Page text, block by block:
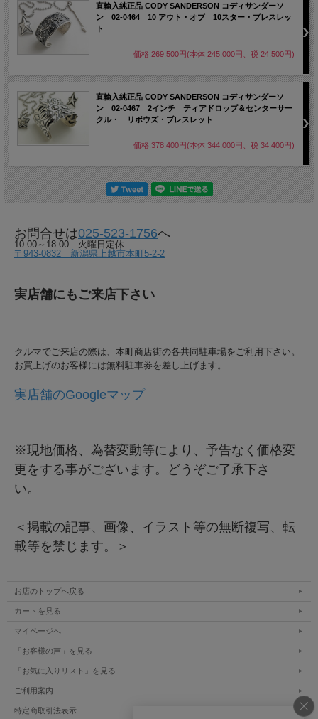
直輸入純正品 CODY SANDERSON コディサンダーソ
ン 02-0464 10 アウト・オブ 10スター・ブレスレッ
ト
価格:269,500円(本体 245,000円、税 24,500円)
直輸入純正品 CODY SANDERSON コディサンダーソ
ン 02-0467 2インチ ティアドロップ＆センターサー
クル・ リポウズ・ブレスレット
価格:378,400円(本体 344,000円、税 34,400円)
お問合せは025-523-1756へ
10:00～18:00 火曜日定休
〒943-0832 新潟県上越市本町5-2-2
実店舗にもご来店下さい
クルマでご来店の際は、本町商店街の各共同駐車場をご利用下さい。
お買上げのお客様には無料駐車券を差し上げます。
実店舗のGoogleマップ
※現地価格、為替変動等により、予告なく価格変
更をする事がございます。どうぞご了承下さ
い。
＜掲載の記事、画像、イラスト等の無断複写、転
載等を禁じます。＞
お店のトップへ戻る
カートを見る
マイページへ
「お客様の声」を見る
「お気に入りリスト」を見る
ご利用案内
特定商取引法表示